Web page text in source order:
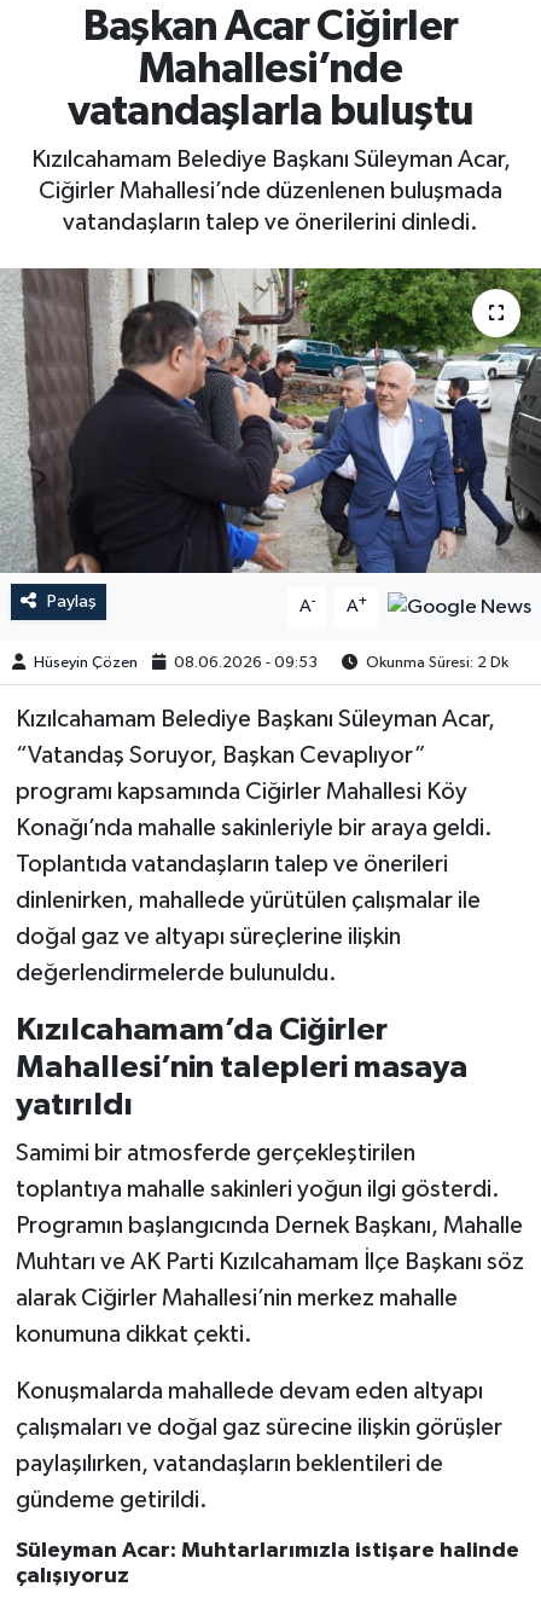
Başkan Acar Ciğirler
Mahallesi’nde
vatandaşlarla buluştu
Kızılcahamam Belediye Başkanı Süleyman Acar,
Ciğirler Mahallesi’nde düzenlenen buluşmada
vatandaşların talep ve önerilerini dinledi.
Paylaş A- A+
Hüseyin Çözen 08.06.2026 - 09:53 Okunma Süresi: 2 Dk
​​​​​Kızılcahamam Belediye Başkanı Süleyman Acar,
“Vatandaş Soruyor, Başkan Cevaplıyor”
programı kapsamında Ciğirler Mahallesi Köy
Konağı’nda mahalle sakinleriyle bir araya geldi.
Toplantıda vatandaşların talep ve önerileri
dinlenirken, mahallede yürütülen çalışmalar ile
doğal gaz ve altyapı süreçlerine ilişkin
değerlendirmelerde bulunuldu.
Kızılcahamam’da Ciğirler
Mahallesi’nin talepleri masaya
yatırıldı
Samimi bir atmosferde gerçekleştirilen
toplantıya mahalle sakinleri yoğun ilgi gösterdi.
Programın başlangıcında Dernek Başkanı, Mahalle
Muhtarı ve AK Parti Kızılcahamam İlçe Başkanı söz
alarak Ciğirler Mahallesi’nin merkez mahalle
konumuna dikkat çekti.
Konuşmalarda mahallede devam eden altyapı
çalışmaları ve doğal gaz sürecine ilişkin görüşler
paylaşılırken, vatandaşların beklentileri de
gündeme getirildi.
Süleyman Acar: Muhtarlarımızla istişare halinde
çalışıyoruz